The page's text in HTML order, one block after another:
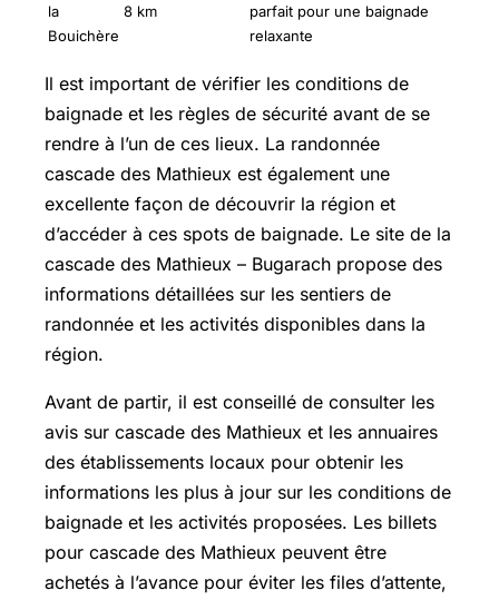
la
Bouichère
8 km
parfait pour une baignade
relaxante
Il est important de vérifier les conditions de
baignade et les règles de sécurité avant de se
rendre à l’un de ces lieux. La randonnée
cascade des Mathieux est également une
excellente façon de découvrir la région et
d’accéder à ces spots de baignade. Le site de la
cascade des Mathieux – Bugarach propose des
informations détaillées sur les sentiers de
randonnée et les activités disponibles dans la
région.
Avant de partir, il est conseillé de consulter les
avis sur cascade des Mathieux et les annuaires
des établissements locaux pour obtenir les
informations les plus à jour sur les conditions de
baignade et les activités proposées. Les billets
pour cascade des Mathieux peuvent être
achetés à l’avance pour éviter les files d’attente,